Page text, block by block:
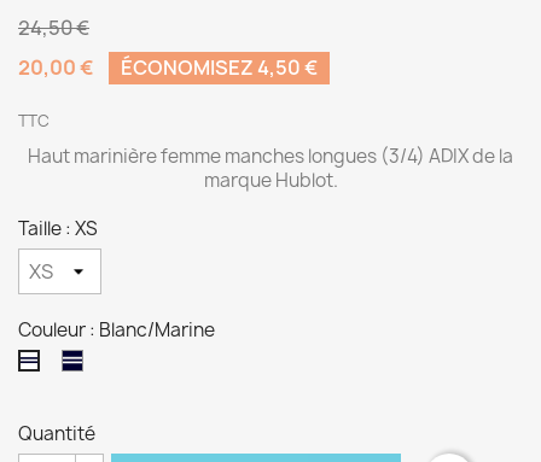
24,50 €
20,00 €
ÉCONOMISEZ 4,50 €
TTC
Haut marinière femme manches longues (3/4) ADIX de la
marque Hublot.
Taille : XS
Couleur : Blanc/Marine
Blanc/Marine
Marine/Blanc
Quantité